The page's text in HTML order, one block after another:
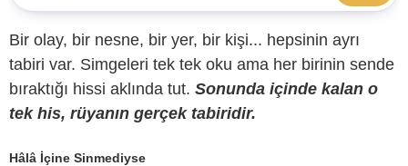
Bir olay, bir nesne, bir yer, bir kişi... hepsinin ayrı
tabiri var. Simgeleri tek tek oku ama her birinin sende
bıraktığı hissi aklında tut. Sonunda içinde kalan o
tek his, rüyanın gerçek tabiridir.
Hâlâ İçine Sinmediyse